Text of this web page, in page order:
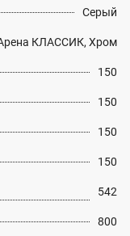
Серый
КЛАССИК, Хром
150
150
150
150
542
800